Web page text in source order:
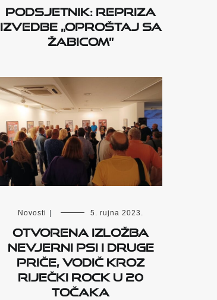
Podsjetnik: Repriza
izvedbe „Oproštaj sa
Žabicom”
Novosti 5. rujna 2023.
Otvorena izložba
Nevjerni psi i druge
priče, vodič kroz
riječki rock u 20
točaka